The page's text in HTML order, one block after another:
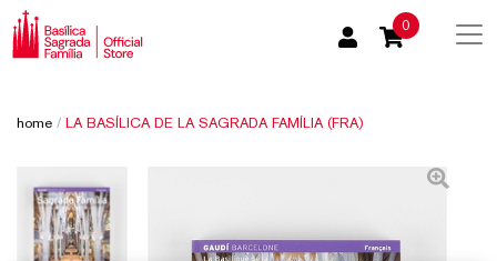
0
home / LA BASÍLICA DE LA SAGRADA FAMÍLIA (FRA)